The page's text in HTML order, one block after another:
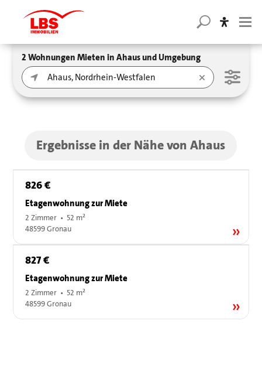
2 Wohnungen Mieten in Ahaus und Umgebung
Ergebnisse in der Nähe von Ahaus
826 €
Etagenwohnung zur Miete
2 Zimmer • 52 m²
48599 Gronau
827 €
Etagenwohnung zur Miete
2 Zimmer • 52 m²
48599 Gronau